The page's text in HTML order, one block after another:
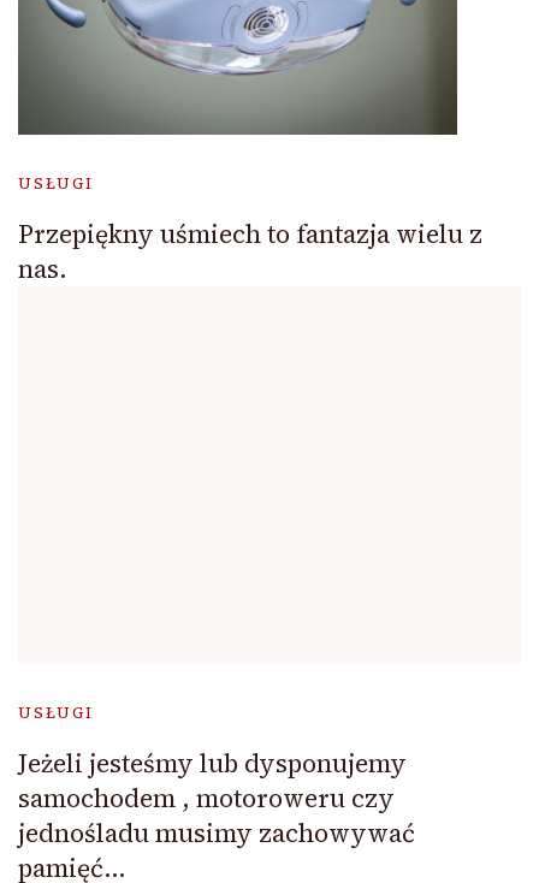
USŁUGI
Przepiękny uśmiech to fantazja wielu z
nas.
USŁUGI
Jeżeli jesteśmy lub dysponujemy
samochodem , motoroweru czy
jednośladu musimy zachowywać
pamięć…